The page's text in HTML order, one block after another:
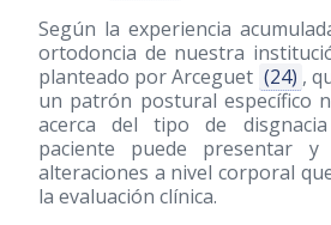
Según la experiencia
ortodoncia de nuestra
planteado por Arceguet (24) ,
un patrón postural específico
acerca del tipo de
paciente puede presentar y
alteraciones a nivel corporal
la evaluación clínica.